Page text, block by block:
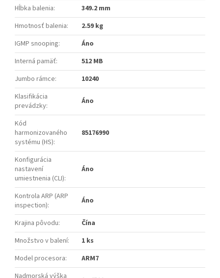
Hĺbka balenia:
349.2 mm
Hmotnosť balenia:
2.59 kg
IGMP snooping:
Áno
Interná pamäť:
512 MB
Jumbo rámce:
10240
Klasifikácia
prevádzky: Áno
Kód
harmonizovaného
systému (HS):
85176990
Konfigurácia
nastavení
umiestnenia (CLI):
Áno
Kontrola ARP (ARP
inspection): Áno
Krajina pôvodu:
Čína
Množstvo v balení:
1 ks
Model procesora:
ARM7